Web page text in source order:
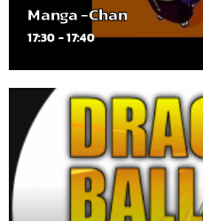
Manga -Chan
17:30 - 17:40